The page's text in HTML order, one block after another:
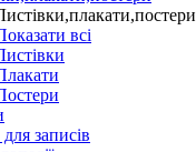
всі
записів